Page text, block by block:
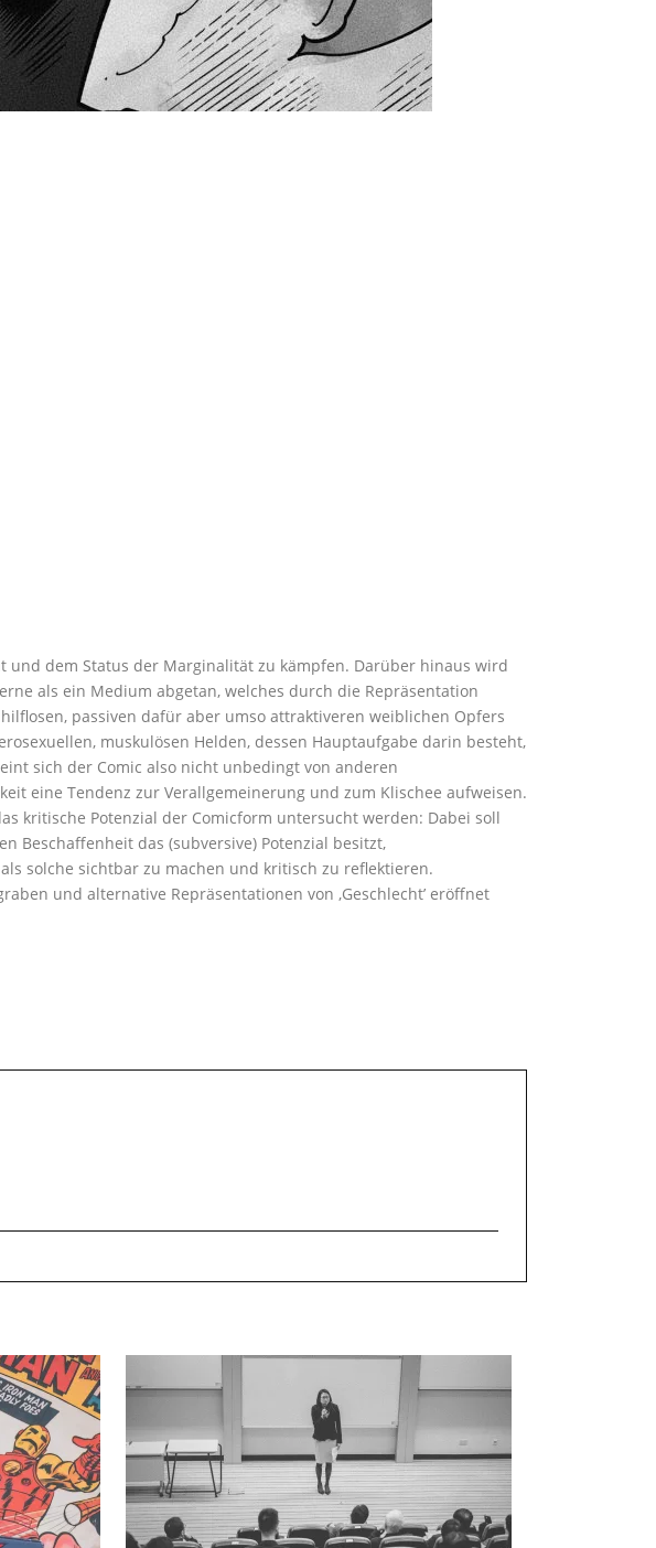
und dem Status der Marginalität zu kämpfen. Darüber hinaus wird
als ein Medium abgetan, welches durch die Repräsentation
passiven dafür aber umso attraktiveren weiblichen Opfers
muskulösen Helden, dessen Hauptaufgabe darin besteht,
sich der Comic also nicht unbedingt von anderen
eine Tendenz zur Verallgemeinerung und zum Klischee aufweisen.
kritische Potenzial der Comicform untersucht werden: Dabei soll
Beschaffenheit das (subversive) Potenzial besitzt,
solche sichtbar zu machen und kritisch zu reflektieren.
und alternative Repräsentationen von ‚Geschlecht’ eröffnet